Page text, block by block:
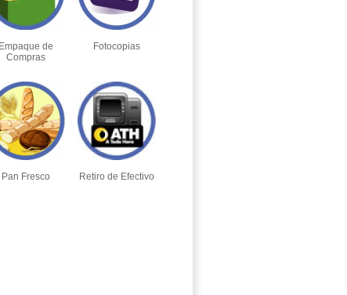
Empaque de
Compras
Fotocopias
Pan Fresco Retiro de Efectivo